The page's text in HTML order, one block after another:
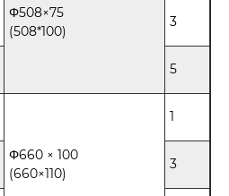
Φ508×75
(508*100)
3
5
Φ660 × 100
(660×110)
1
3